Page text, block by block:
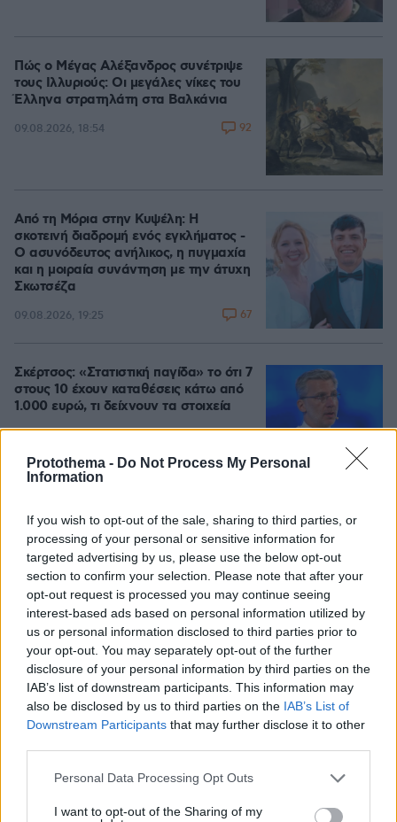
Protothema - Do Not Process My Personal
Information
If you wish to opt-out of the sale, sharing to third parties, or
processing of your personal or sensitive information for
targeted advertising by us, please use the below opt-out
section to confirm your selection. Please note that after your
opt-out request is processed you may continue seeing
interest-based ads based on personal information utilized by
us or personal information disclosed to third parties prior to
your opt-out. You may separately opt-out of the further
disclosure of your personal information by third parties on the
IAB’s list of downstream participants. This information may
also be disclosed by us to third parties on the IAB’s List of
Downstream Participants that may further disclose it to other
Please note that this website/app uses one or more Google
not limited to your visit or usage behaviour. You may click to
Personal Data Processing Opt Outs
I want to opt-out of the Sharing of my
Πώς ο Μέγας Αλέξανδρος συνέτριψε
τους Ιλλυριούς: Οι μεγάλες νίκες του
Έλληνα στρατηλάτη στα Βαλκάνια
09.08.2026, 18:54 92
Από τη Μόρια στην Κυψέλη: Η
σκοτεινή διαδρομή ενός εγκλήματος -
Ο ασυνόδευτος ανήλικος, η πυγμαχία
και η μοιραία συνάντηση με την άτυχη
Σκωτσέζα
09.08.2026, 19:25 67
Σκέρτσος: «Στατιστική παγίδα» το ότι 7
στους 10 έχουν καταθέσεις κάτω από
1.000 ευρώ, τι δείχνουν τα στοιχεία
09.08.2026, 14:39 277
Games
Cut The Rope Northern Heights Candy
ΔΕΙΤΕ ΟΛΑ ΤΑ GAMES